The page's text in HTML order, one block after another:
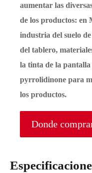
aumentar las
de los productos: en
industria del suelo
del tablero,
la tinta de la
pyrrolidinone para
los productos.
Donde